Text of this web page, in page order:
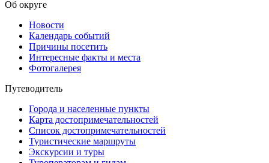
Об округе
Новости
Календарь событий
Причины посетить
Интересные факты и места
Фотогалерея
Путеводитель
Города и населенные пункты
Карта достопримечательностей
Список достопримечательностей
Туристические маршруты
Экскурсии и туры